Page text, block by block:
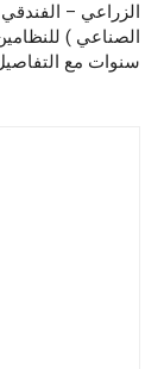
الزراعي –
سنوات مع